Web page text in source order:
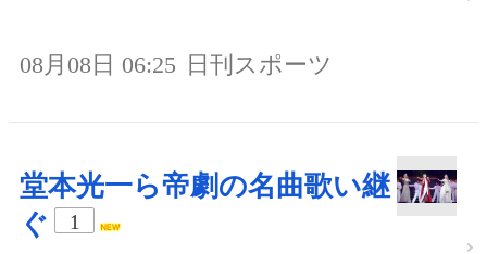
08月08日 06:25 日刊スポーツ
堂本光一ら帝劇の名曲歌い継
ぐ
1